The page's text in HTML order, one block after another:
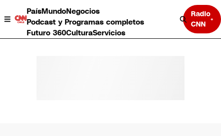
PaísMundoNegocios
Podcast y Programas completos
Futuro 360CulturaServicios
Radio
CNN